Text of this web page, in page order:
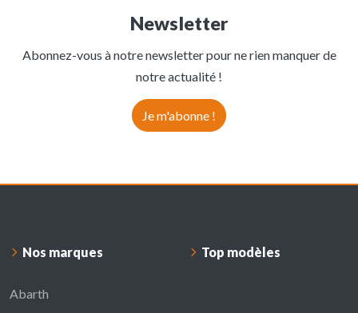
Newsletter
Abonnez-vous à notre newsletter pour ne rien manquer de
notre actualité !
Je m'abonne !
Nos marques
Abarth
Top modèles